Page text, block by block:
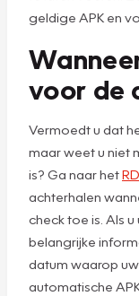
geldige APK en
voor de
Vermoedt u dat
maar weet u niet
is? Ga naar het
achterhalen
check toe is. Als
belangrijke
datum waarop
automatische